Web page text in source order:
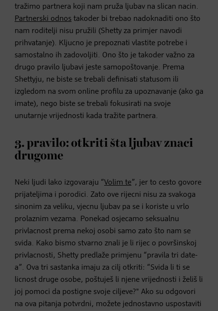
tražimo partnera koji nam pruža ljubav na slican nacin.
Partnerski odnos takoder bi trebao nadoknaditi ono što
nam roditelji nisu pružili (Shetty za primjer navodi
prihvatanje). Kljucno je prepoznati vlastite potrebe i
samostalno ih zadovoljiti. Ono što je takoder važno za
drugo pravilo ljubavi jeste samopoštovanje. Prema
Shettyju, ne biste se trebali definisati statusom ili
izgledom na svom online profilu za upoznavanje (ako ga
imate), nego biste se trebali fokusirati na svoje
unutarnje vrijednosti kada tražite partnera.
3. pravilo: otkriti šta ljubav znaci
drugome
Neki ljudi lako izgovaraju “Volim te”, jer to cesto govore
prijateljima i porodici. Zato ove rijecni nisu za svakoga
sinonim za veliku, vjecnu ljubav pa se i koriste u vrlo
prolaznim vezama. Ponekad osjecamo seksualnu
privlacnost prema nekoj osobi samo zato što nam se
svida. Kako bismo stvarno znali je li rijec o površinskoj
privlacnosti, Shetty predlaže primjenu “pravila tri date-
a”. Ova tri sastanka imaju za cilj otkriti: “Svida li ti se
licnost druge osobe, poštuješ li njene vrijednosti i želiš li
joj pomoci da postigne svoje ciljeve?" Ako su odgovori
na ova pitanja potvrdni, možete jednostavno uspostaviti